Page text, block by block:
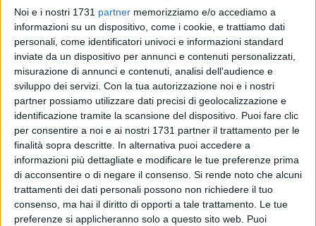
Noi e i nostri 1731 partner memorizziamo e/o accediamo a
informazioni su un dispositivo, come i cookie, e trattiamo dati
personali, come identificatori univoci e informazioni standard
inviate da un dispositivo per annunci e contenuti personalizzati,
misurazione di annunci e contenuti, analisi dell'audience e
sviluppo dei servizi. Con la tua autorizzazione noi e i nostri
partner possiamo utilizzare dati precisi di geolocalizzazione e
identificazione tramite la scansione del dispositivo. Puoi fare clic
per consentire a noi e ai nostri 1731 partner il trattamento per le
finalità sopra descritte. In alternativa puoi accedere a
informazioni più dettagliate e modificare le tue preferenze prima
di acconsentire o di negare il consenso. Si rende noto che alcuni
trattamenti dei dati personali possono non richiedere il tuo
consenso, ma hai il diritto di opporti a tale trattamento. Le tue
preferenze si applicheranno solo a questo sito web. Puoi
130
Arriva anche la comunicazione della direzione del
Shopping Molfettain merito a quanto accaduto questa
mattina, con una tentata rapina a mano armata che ha
creato panico tra tutti i presenti. A seguire, la nota che
riportiamo integralmente: